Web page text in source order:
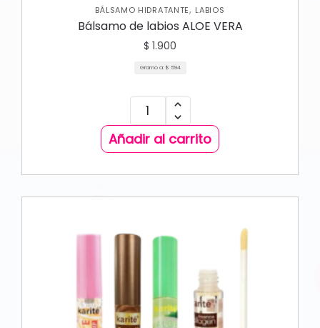
BÁLSAMO HIDRATANTE, LABIOS
Bálsamo de labios ALOE VERA
$ 1.900
Gramo a: $ 594
Añadir al carrito